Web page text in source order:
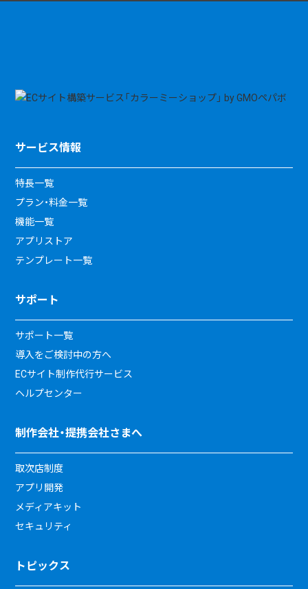
サービス情報
特長一覧
プラン・料金一覧
機能一覧
アプリストア
テンプレート一覧
サポート
サポート一覧
導入をご検討中の方へ
ECサイト制作代行サービス
ヘルプセンター
制作会社・提携会社さまへ
取次店制度
アプリ開発
メディアキット
セキュリティ
トピックス